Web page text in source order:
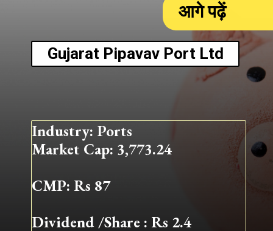
Industry: Ports
Market Cap: 3,773.24
CMP: Rs 87
Dividend /Share : Rs 2.4
Gujarat Pipavav Port Ltd
आगे पढ़ें